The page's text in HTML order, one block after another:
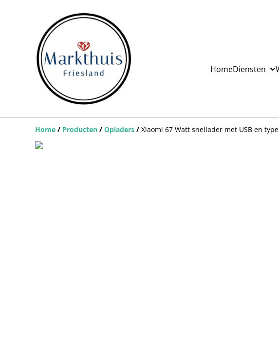
HomeDiensten
Home / Producten / Opladers / Xiaomi 67 Watt snellader met USB en